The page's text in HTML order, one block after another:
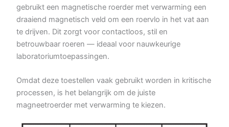
gebruikt een magnetische roerder met verwarming een
draaiend magnetisch veld om een roervlo in het vat aan
te drijven. Dit zorgt voor contactloos, stil en
betrouwbaar roeren — ideaal voor nauwkeurige
laboratoriumtoepassingen.
Omdat deze toestellen vaak gebruikt worden in kritische
processen, is het belangrijk om de juiste
magneetroerder met verwarming te kiezen.